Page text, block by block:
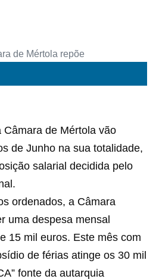
de Mértola vão
de Junho na sua totalidade,
salarial decidida pelo
ordenados, a Câmara
uma despesa mensal
15 mil euros. Este mês com
de férias atinge os 30 mil
fonte da autarquia